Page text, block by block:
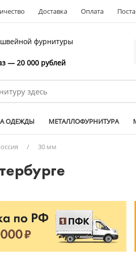
Доставка Оплата
фурнитуры
— 20 000 рублей
ОДЕЖДЫ МЕТАЛЛОФУРНИТУРА
/ 30 мм